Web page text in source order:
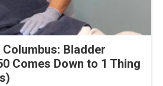
Bladder
Comes Down to 1 Thing